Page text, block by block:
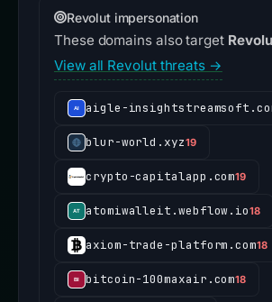
Revolut impersonation
These domains also target
View all Revolut threats →
aigle-
blur-world.xyz19
crypto-capitalapp.com19
atomiwalleit.webflow.io18
axiom-trade-platform.com18
bitcoin-100maxair.com18